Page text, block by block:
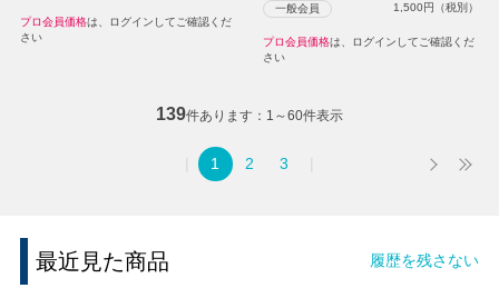
プロ会員価格は、ログインしてご確認くだ
さい
一般会員 1,500円（税別）
プロ会員価格は、ログインしてご確認くだ
さい
139件あります 1～60件表示
1 2 3
最近見た商品 履歴を残さない